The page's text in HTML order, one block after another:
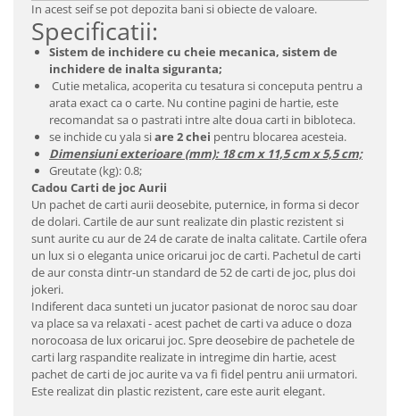
In acest seif se pot depozita bani si obiecte de valoare.
Specificatii:
Sistem de inchidere cu cheie mecanica, sistem de
inchidere de inalta siguranta;
Cutie metalica, acoperita cu tesatura si conceputa pentru a
arata exact ca o carte. Nu contine pagini de hartie, este
recomandat sa o pastrati intre alte doua carti in bibloteca.
se inchide cu yala siare 2 chei pentru blocarea acesteia.
Dimensiuni exterioare (mm): 18 cm x 11,5 cm x 5,5 cm;
Greutate (kg): 0.8;
Cadou Carti de joc Aurii
Un pachet de carti aurii deosebite, puternice, in forma si decor
de dolari. Cartile de aur sunt realizate din plastic rezistent si
sunt aurite cu aur de 24 de carate de inalta calitate. Cartile ofera
un lux si o eleganta unice oricarui joc de carti. Pachetul de carti
de aur consta dintr-un standard de 52 de carti de joc, plus doi
jokeri.
Indiferent daca sunteti un jucator pasionat de noroc sau doar
va place sa va relaxati - acest pachet de carti va aduce o doza
norocoasa de lux oricarui joc. Spre deosebire de pachetele de
carti larg raspandite realizate in intregime din hartie, acest
pachet de carti de joc aurite va va fi fidel pentru anii urmatori.
Este realizat din plastic rezistent, care este aurit elegant.